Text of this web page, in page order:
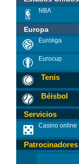
NBA
Europa
Euroliga
Eurocup
Tenis
Béisbol
Servicios
Casino online
Patrocinadores